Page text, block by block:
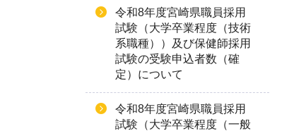
令和8年度宮崎県職員採用
試験（大学卒業程度（技術
系職種））及び保健師採用
試験の受験申込者数（確
定）について
令和8年度宮崎県職員採用
試験（大学卒業程度（一般